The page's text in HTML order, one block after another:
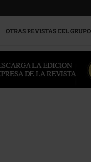
OTRAS REVISTAS DEL GRUPO